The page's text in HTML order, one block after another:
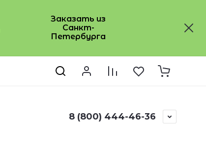
Заказать из
Санкт-
Петербурга
Регистрация
8 (800) 444-46-36